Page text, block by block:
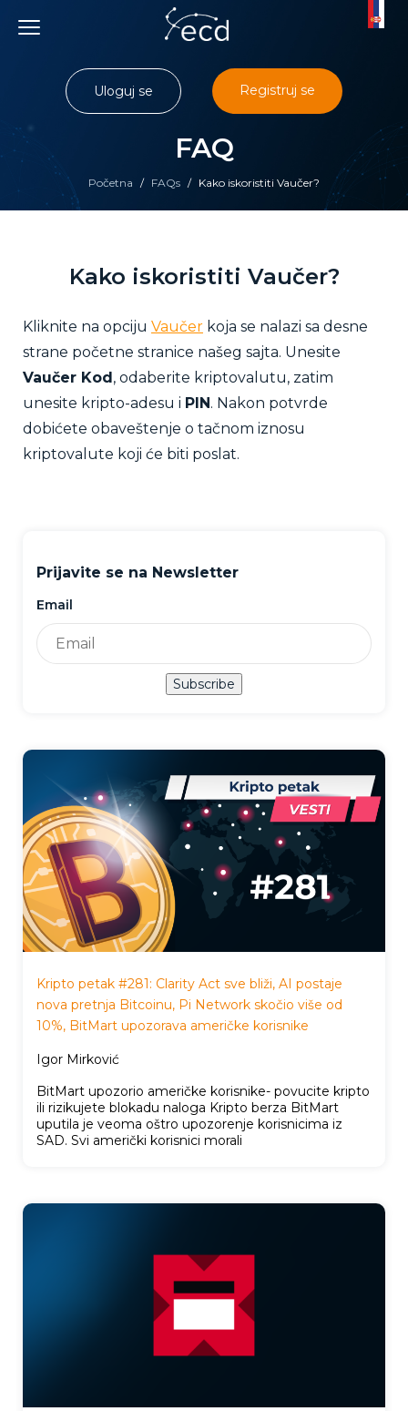
content
Početna / FAQs / Kako iskoristiti Vaučer?
FAQ
Uloguj se Registruj se
Kako iskoristiti Vaučer?
Kliknite na opciju Vaučer koja se nalazi sa desne
strane početne stranice našeg sajta. Unesite
Vaučer Kod, odaberite kriptovalutu, zatim
unesite kripto-adesu i PIN. Nakon potvrde
dobićete obaveštenje o tačnom iznosu
kriptovalute koji će biti poslat.
Prijavite se na Newsletter
Email
Subscribe
Kripto petak #281: Clarity Act sve bliži, AI postaje
nova pretnja Bitcoinu, Pi Network skočio više od
10%, BitMart upozorava američke korisnike
Igor Mirković
BitMart upozorio američke korisnike- povucite kripto
ili rizikujete blokadu naloga Kripto berza BitMart
uputila je veoma oštro upozorenje korisnicima iz
SAD. Svi američki korisnici morali